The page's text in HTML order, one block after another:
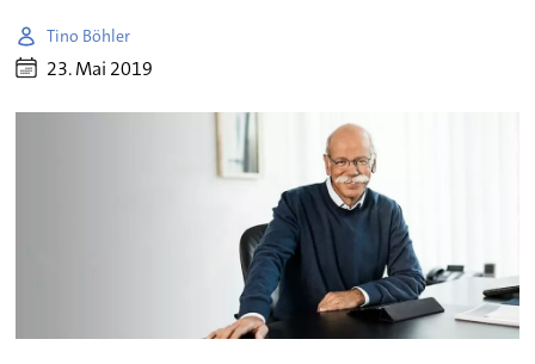
Tino Böhler
23. Mai 2019